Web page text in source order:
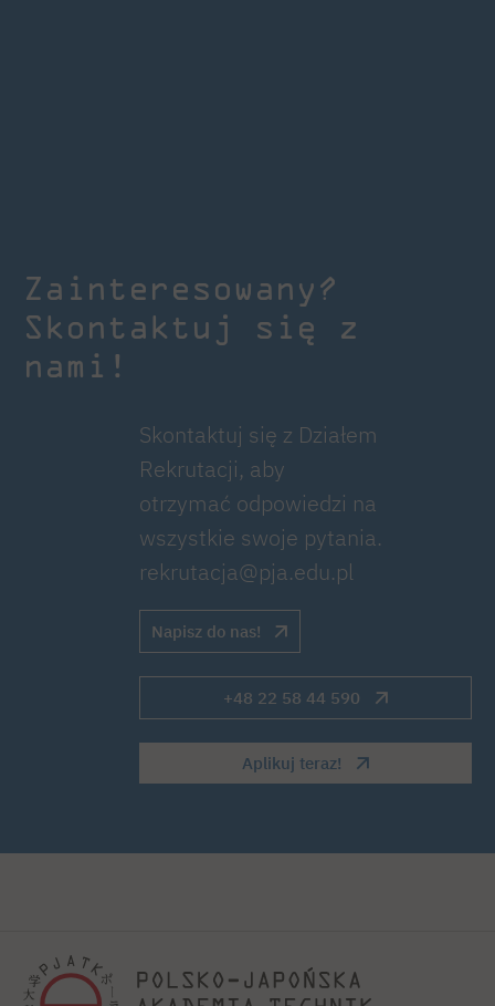
Zainteresowany?
Skontaktuj się z
nami!
Skontaktuj się z Działem
Rekrutacji, aby
otrzymać odpowiedzi na
wszystkie swoje pytania.
rekrutacja@pja.edu.pl
Napisz do nas!
+48 22 58 44 590
Aplikuj teraz!